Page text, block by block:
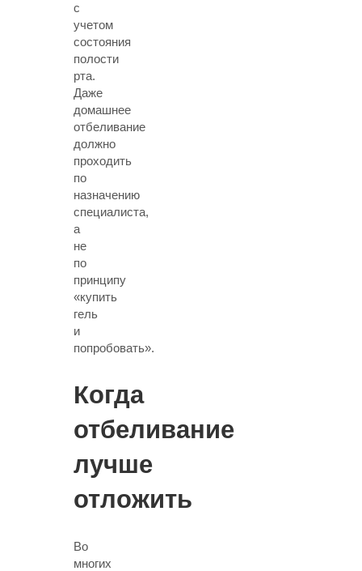
с
учетом
состояния
полости
рта.
Даже
домашнее
отбеливание
должно
проходить
по
назначению
специалиста,
а
не
по
принципу
«купить
гель
и
попробовать».
Когда
отбеливание
лучше
отложить
Во
многих